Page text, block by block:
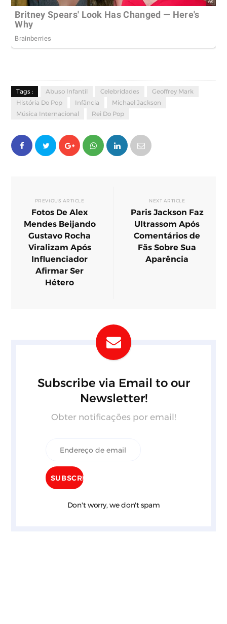
Tags : Abuso Infantil Celebridades
Geoffrey Mark
História Do Pop
Infância
Michael Jackson
Música Internacional
Rei Do Pop
PREVIOUS ARTICLE
Fotos De Alex
Mendes Beijando
Gustavo Rocha
Viralizam Após
Influenciador
Afirmar Ser
Hétero
NEXT ARTICLE
Paris Jackson Faz
Ultrassom Após
Comentários de
Fãs Sobre Sua
Aparência
Subscribe via Email to our
Newsletter!
Obter notificações por email!
Don't worry, we don't spam